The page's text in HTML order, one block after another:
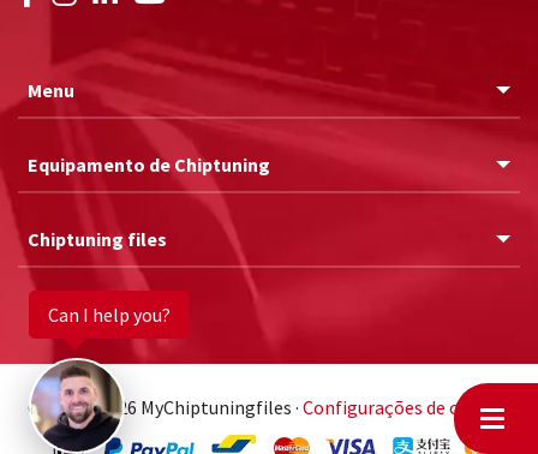
Menu
Equipamento de Chiptuning
Chiptuning files
© 2011 - 2026 MyChiptuningfiles · Configurações de cookies
Can I help you?